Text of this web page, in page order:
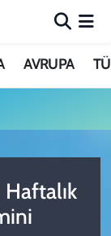
AVRUPA
Haftalık